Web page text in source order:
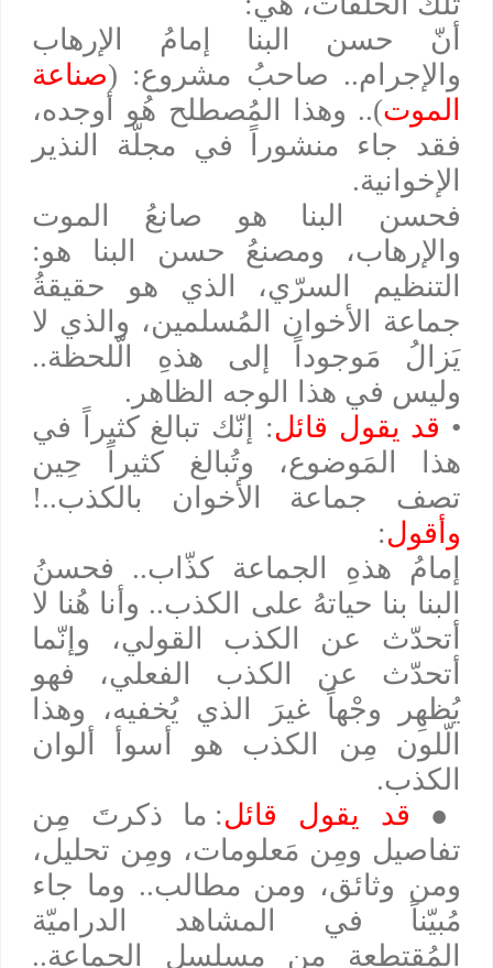
أنّ حسن البنا إمامُ الإرهاب
والإجرام.. صاحبُ مشروع: (صناعة
الموت).. وهذا المُصطلح هُو أوجده،
فقد جاء منشوراً في مجلّة النذير
الإخوانية.
فحسن البنا هو صانعُ الموت
والإرهاب، ومصنعُ حسن البنا هو:
التنظيم السرّي، الذي هو حقيقةُ
جماعة الأخوان المُسلمين، والذي لا
يَزالُ مَوجوداً إلى هذهِ الّلحظة..
وليس في هذا الوجه الظاهر.
• قد يقول قائل : إنّك تبالغ كثيراً في
هذا المَوضوع، وتُبالغ كثيراً حِين
تصف جماعة الأخوان بالكذب..!
وأقول :
إمامُ هذهِ الجماعة كذّاب.. فحسنُ
البنا بنا حياتهُ على الكذب.. وأنا هُنا لا
أتحدّث عن الكذب القولي، وإنّما
أتحدّث عن الكذب الفعلي، فهو
يُظهِر وجْهاً غيرَ الذي يُخفيه، وهذا
الّلون مِن الكذب هو أسوأ ألوان
الكذب.
●
قد يقول قائل : ما ذكرتَ مِن
تفاصيل ومِن مَعلومات، ومِن تحليل،
ومن وثائق، ومن مطالب.. وما جاء
مُبيّناً في المشاهد الدراميّة
المُقتطعة مِن مسلسل الجماعة..